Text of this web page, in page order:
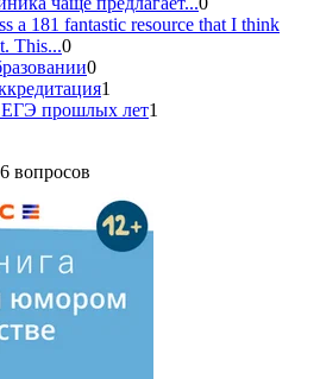
a 181 fantastic resource that I think
This...0
0
1
ЕГЭ прошлых лет1
вопросов